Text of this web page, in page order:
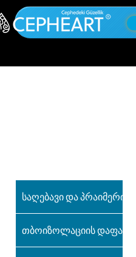
საღებავი და პრაიმერი
თბოიზოლაციის დაფა